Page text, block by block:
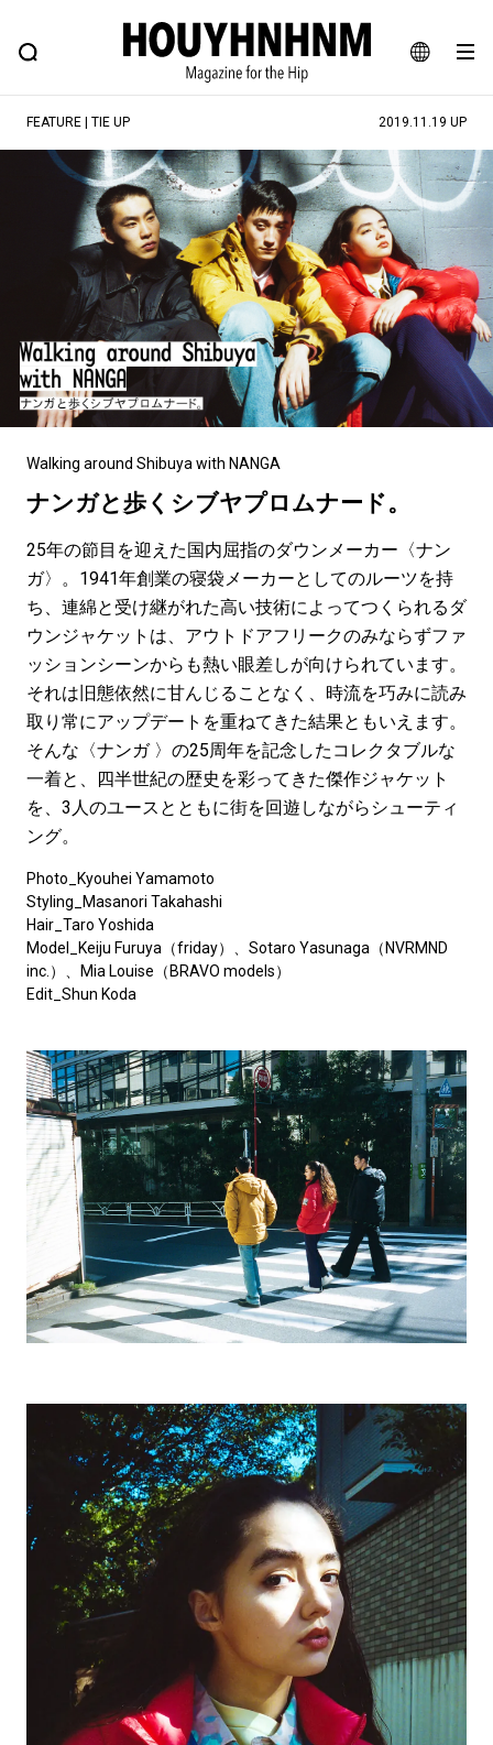
JA
EN
FEATURE BLOG SNAP
ヒップなファッション、カルチャー、ライフスタイルWEBマガジン
#注目のタグ
#SHOPPING ADDICT #憧れの逸品
#ESSENTIAL DESIGNS #古着サミット
#NEW VINTAGE #マイナーグッド図鑑
#路地裏てぃーん。 #MONTHLY JOURNAL
#GH 銘品の所以 #フイナムのYouTube
#Commune H #FOCUS IT #AH.H
#ととけん #FASHION #MUSIC
#LIFESTYLE #SNEAKER #OUTDOOR
FEATURE | TIE UP 2019.11.19 UP
Walking around Shibuya with NANGA
ナンガと歩くシブヤプロムナード。
25年の節目を迎えた国内屈指のダウンメーカー〈ナン
ガ〉。1941年創業の寝袋メーカーとしてのルーツを持
ち、連綿と受け継がれた高い技術によってつくられるダ
ウンジャケットは、アウトドアフリークのみならずファ
ッションシーンからも熱い眼差しが向けられています。
それは旧態依然に甘んじることなく、時流を巧みに読み
取り常にアップデートを重ねてきた結果ともいえます。
そんな〈ナンガ 〉の25周年を記念したコレクタブルな
一着と、四半世紀の歴史を彩ってきた傑作ジャケット
を、3人のユースとともに街を回遊しながらシューティ
ング。
Photo_Kyouhei Yamamoto
Styling_Masanori Takahashi
Hair_Taro Yoshida
Model_Keiju Furuya（friday）、Sotaro Yasunaga（NVRMND
inc.）、Mia Louise（BRAVO models）
Edit_Shun Koda